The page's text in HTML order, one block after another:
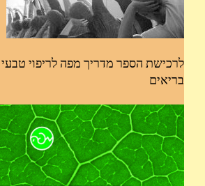
לרכישת הספר מדריך מפה לריפוי
בריאים